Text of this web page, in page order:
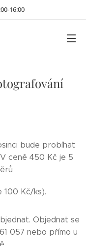
16:00
bude probíhat
ceně 450 Kč je 5
100 Kč/ks).
Objednat se
057 nebo přímo u